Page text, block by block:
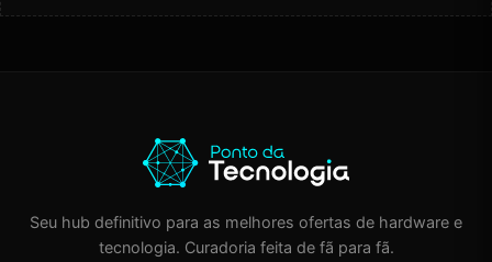
Seu hub definitivo para as melhores ofertas de hardware e
tecnologia. Curadoria feita de fã para fã.